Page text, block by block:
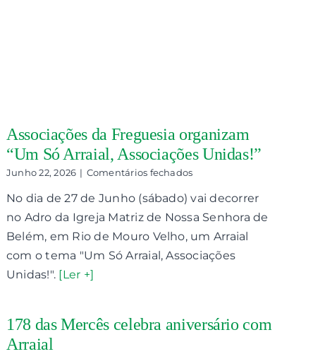
Associações da Freguesia organizam
“Um Só Arraial, Associações Unidas!”
Junho 22, 2026 | Comentários fechadosem
da
Freguesia
“Um
Só
Arraial,
No dia de 27 de Junho (sábado) vai decorrer
no Adro da Igreja Matriz de Nossa Senhora de
Belém, em Rio de Mouro Velho, um Arraial
com o tema "Um Só Arraial, Associações
Unidas!". [Ler +]
178 das Mercês celebra aniversário com
Arraial